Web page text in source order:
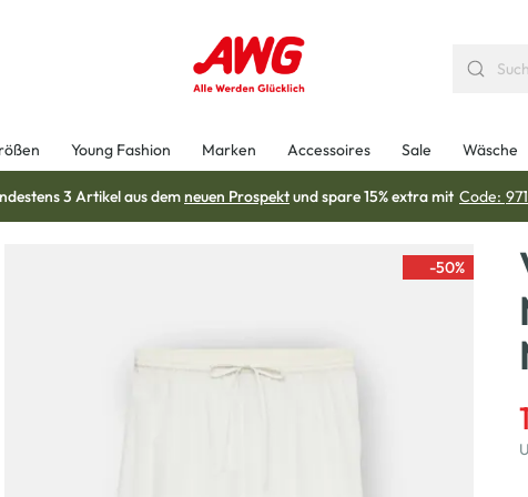
Young Fashion Marken Accessoires Sale Wäsche
3 Artikel aus demneuen Prospektund spare 15% extra mit Code:
-50%